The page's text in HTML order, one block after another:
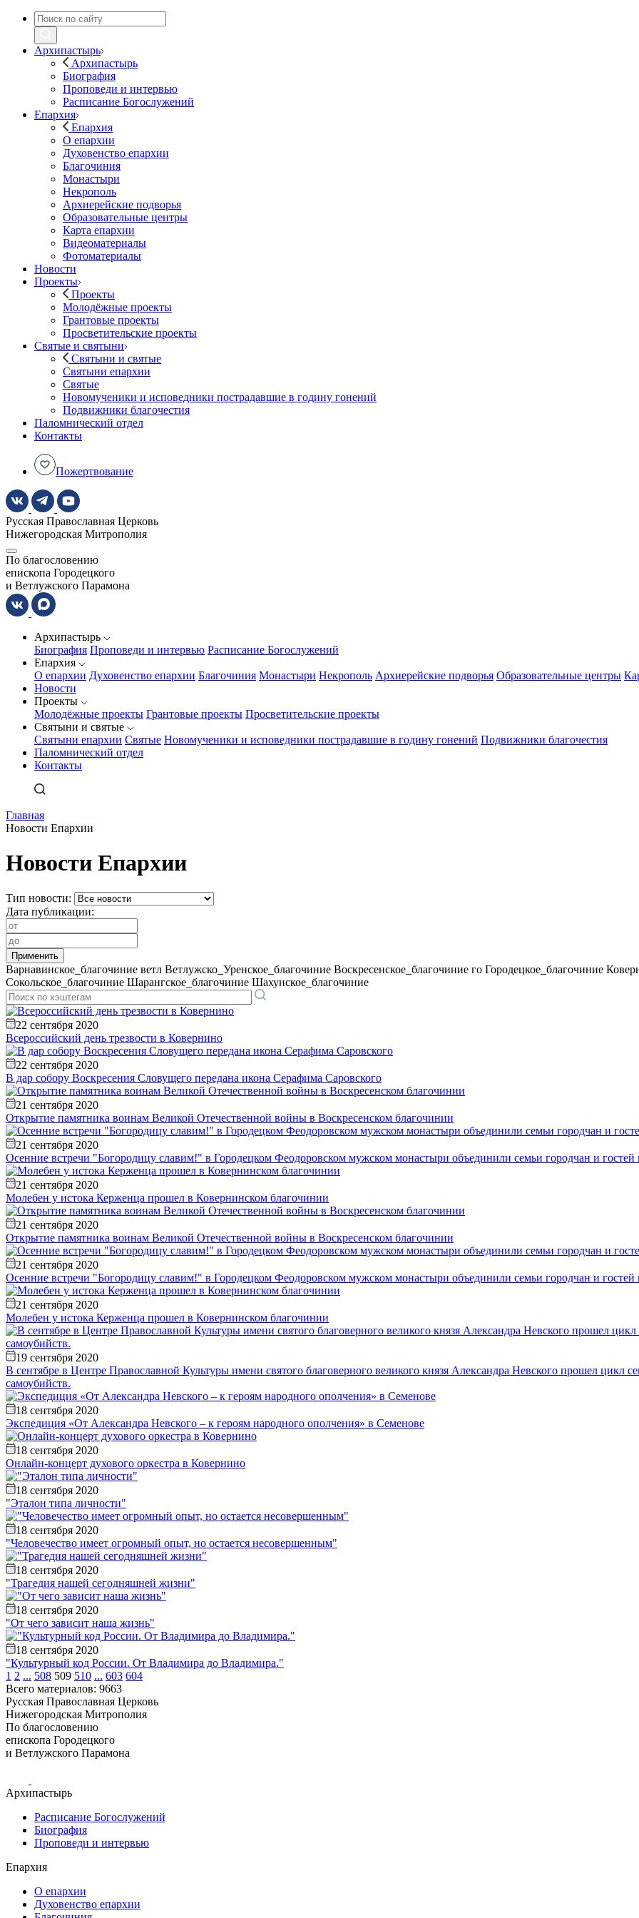
Архипастырь
Архипастырь
Биография
Проповеди и интервью
Расписание Богослужений
Епархия
Епархия
О епархии
Духовенство епархии
Благочиния
Монастыри
Некрополь
Архиерейские подворья
Образовательные центры
Карта епархии
Видеоматериалы
Фотоматериалы
Новости
Проекты
Проекты
Молодёжные проекты
Грантовые проекты
Просветительские проекты
Святые и святыни
Святыни и святые
Святыни епархии
Святые
Новомученики и исповедники пострадавшие в годину гонений
Подвижники благочестия
Паломнический отдел
Контакты
Пожертвование
Русская Православная Церковь
Нижегородская Митрополия
По благословению
епископа Городецкого
и Ветлужского Парамона
Архипастырь
Биография Проповеди и интервью Расписание Богослужений
Епархия
О епархии Духовенство епархии Благочиния Монастыри Некрополь Архиерейские подворья Образовательные центры
Новости
Проекты
Молодёжные проекты Грантовые проекты Просветительские проекты
Святыни и святые
Святыни епархии Святые Новомученики и исповедники пострадавшие в годину гонений Подвижники благочестия
Паломнический отдел
Контакты
Главная
Новости Епархии
Новости Епархии
Тип новости:
Дата публикации:
Варнавинское_благочиние ветл Ветлужско_Уренское_благочиние Воскресенское_благочиние го Городецкое_благочиние
Сокольское_благочиние Шарангское_благочиние Шахунское_благочиние
22 сентября 2020
Всероссийский день трезвости в Ковернино
22 сентября 2020
В дар собору Воскресения Словущего передана икона Серафима Саровского
21 сентября 2020
Открытие памятника воинам Великой Отечественной войны в Воскресенском благочинии
21 сентября 2020
Осенние встречи "Богородицу славим!" в Городецком Феодоровском мужском монастыри объединили семьи городчан и гостей
21 сентября 2020
Молебен у истока Керженца прошел в Ковернинском благочинии
21 сентября 2020
Открытие памятника воинам Великой Отечественной войны в Воскресенском благочинии
21 сентября 2020
Осенние встречи "Богородицу славим!" в Городецком Феодоровском мужском монастыри объединили семьи городчан и гостей
21 сентября 2020
Молебен у истока Керженца прошел в Ковернинском благочинии
19 сентября 2020
В сентябре в Центре Православной Культуры имени святого благоверного великого князя Александра Невского прошел
самоубийств.
18 сентября 2020
Экспедиция «От Александра Невского – к героям народного ополчения» в Семенове
18 сентября 2020
Онлайн-концерт духового оркестра в Ковернино
18 сентября 2020
"Эталон типа личности"
18 сентября 2020
"Человечество имеет огромный опыт, но остается несовершенным"
18 сентября 2020
"Трагедия нашей сегодняшней жизни"
18 сентября 2020
"От чего зависит наша жизнь"
18 сентября 2020
"Культурный код России. От Владимира до Владимира."
1 2 ... 508 509 510 ... 603 604
Всего материалов: 9663
Русская Православная Церковь
Нижегородская Митрополия
По благословению
епископа Городецкого
и Ветлужского Парамона
Архипастырь
Расписание Богослужений
Биография
Проповеди и интервью
Епархия
О епархии
Духовенство епархии